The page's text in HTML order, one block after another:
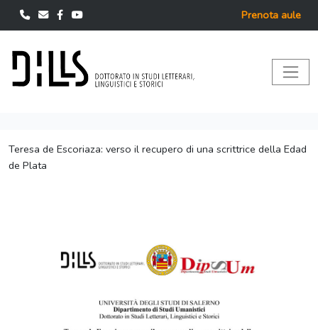
Prenota aule
Teresa de Escoriaza: verso il recupero di una scrittrice della Edad
de Plata